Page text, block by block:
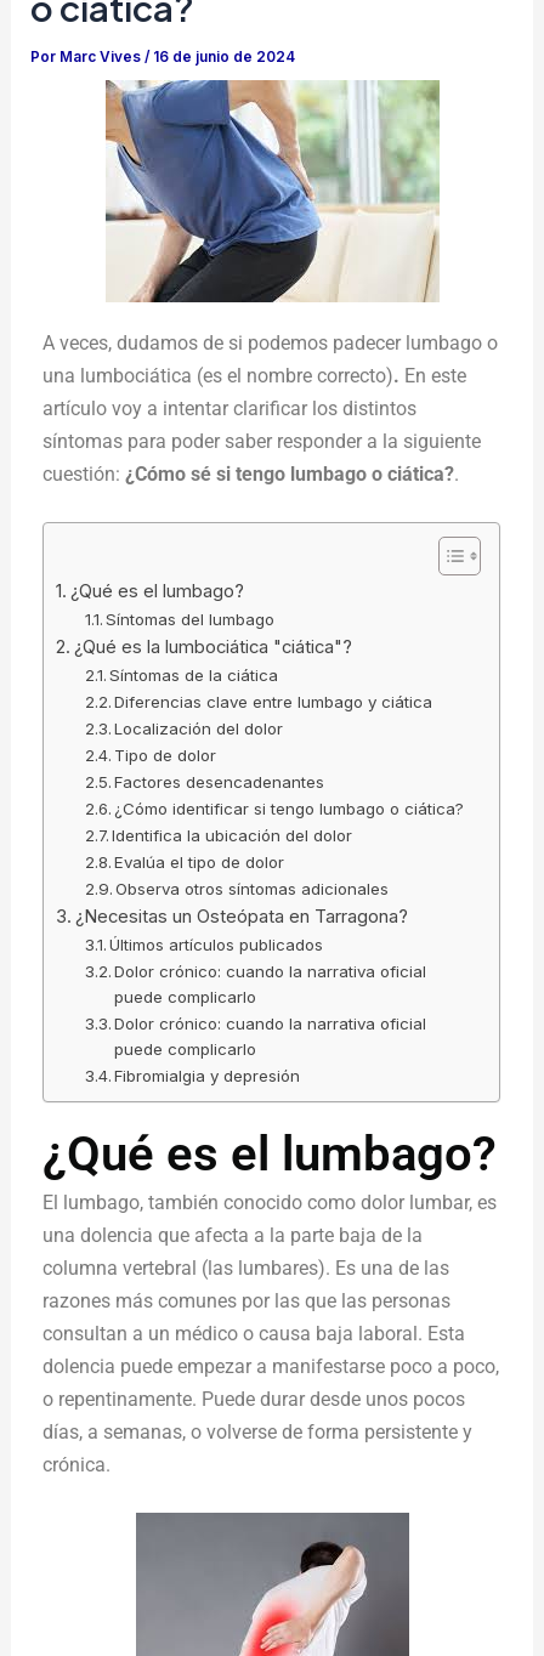
Por Marc Vives/ 16 de junio de 2024
A veces, dudamos de si podemos padecer lumbago o
una lumbociática (es el nombre correcto). En este
artículo voy a intentar clarificar los distintos
síntomas para poder saber responder a la siguiente
cuestión:¿Cómo sé si tengo lumbago o ciática?.
¿Qué es el lumbago?
Síntomas del lumbago
¿Qué es la lumbociática "ciática"?
Síntomas de la ciática
Diferencias clave entre lumbago y ciática
Localización del dolor
Tipo de dolor
Factores desencadenantes
¿Cómo identificar si tengo lumbago o ciática?
Identifica la ubicación del dolor
Evalúa el tipo de dolor
Observa otros síntomas adicionales
¿Necesitas un Osteópata en Tarragona?
Últimos artículos publicados
Dolor crónico: cuando la narrativa oficial
puede complicarlo
Dolor crónico: cuando la narrativa oficial
puede complicarlo
Fibromialgia y depresión
¿Qué es el lumbago?
El lumbago, también conocido como dolor lumbar, es
una dolencia que afecta a la parte baja de la
columna vertebral (las lumbares). Es una de las
razones más comunes por las que las personas
consultan a un médico o causa baja laboral. Esta
dolencia puede empezar a manifestarse poco a poco,
o repentinamente. Puede durar desde unos pocos
días, a semanas, o volverse de forma persistente y
crónica.